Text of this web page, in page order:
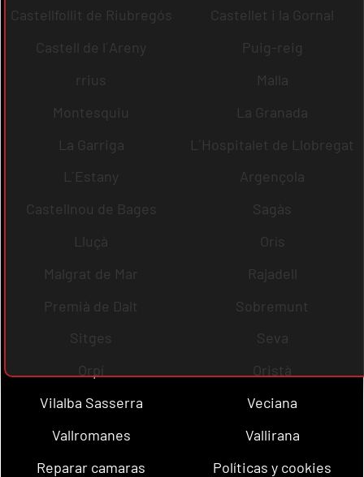
Castellfollit de Riubregós
Castellet i la Gornal
Castell de l´Areny
Puig-reig
rrius
Malla
Montesquiu
La Granada
La Garriga
L´Hospitalet de Llobregat
L´Estany
Argençola
Castellnou de Bages
Sagàs
Lluçà
Orís
Malgrat de Mar
Rajadell
Premià de Dalt
Sobremunt
Sitges
Seva
Orpí
Oristà
Vilalba Sasserra
Veciana
Vallromanes
Vallirana
Reparar camaras
Políticas y cookies